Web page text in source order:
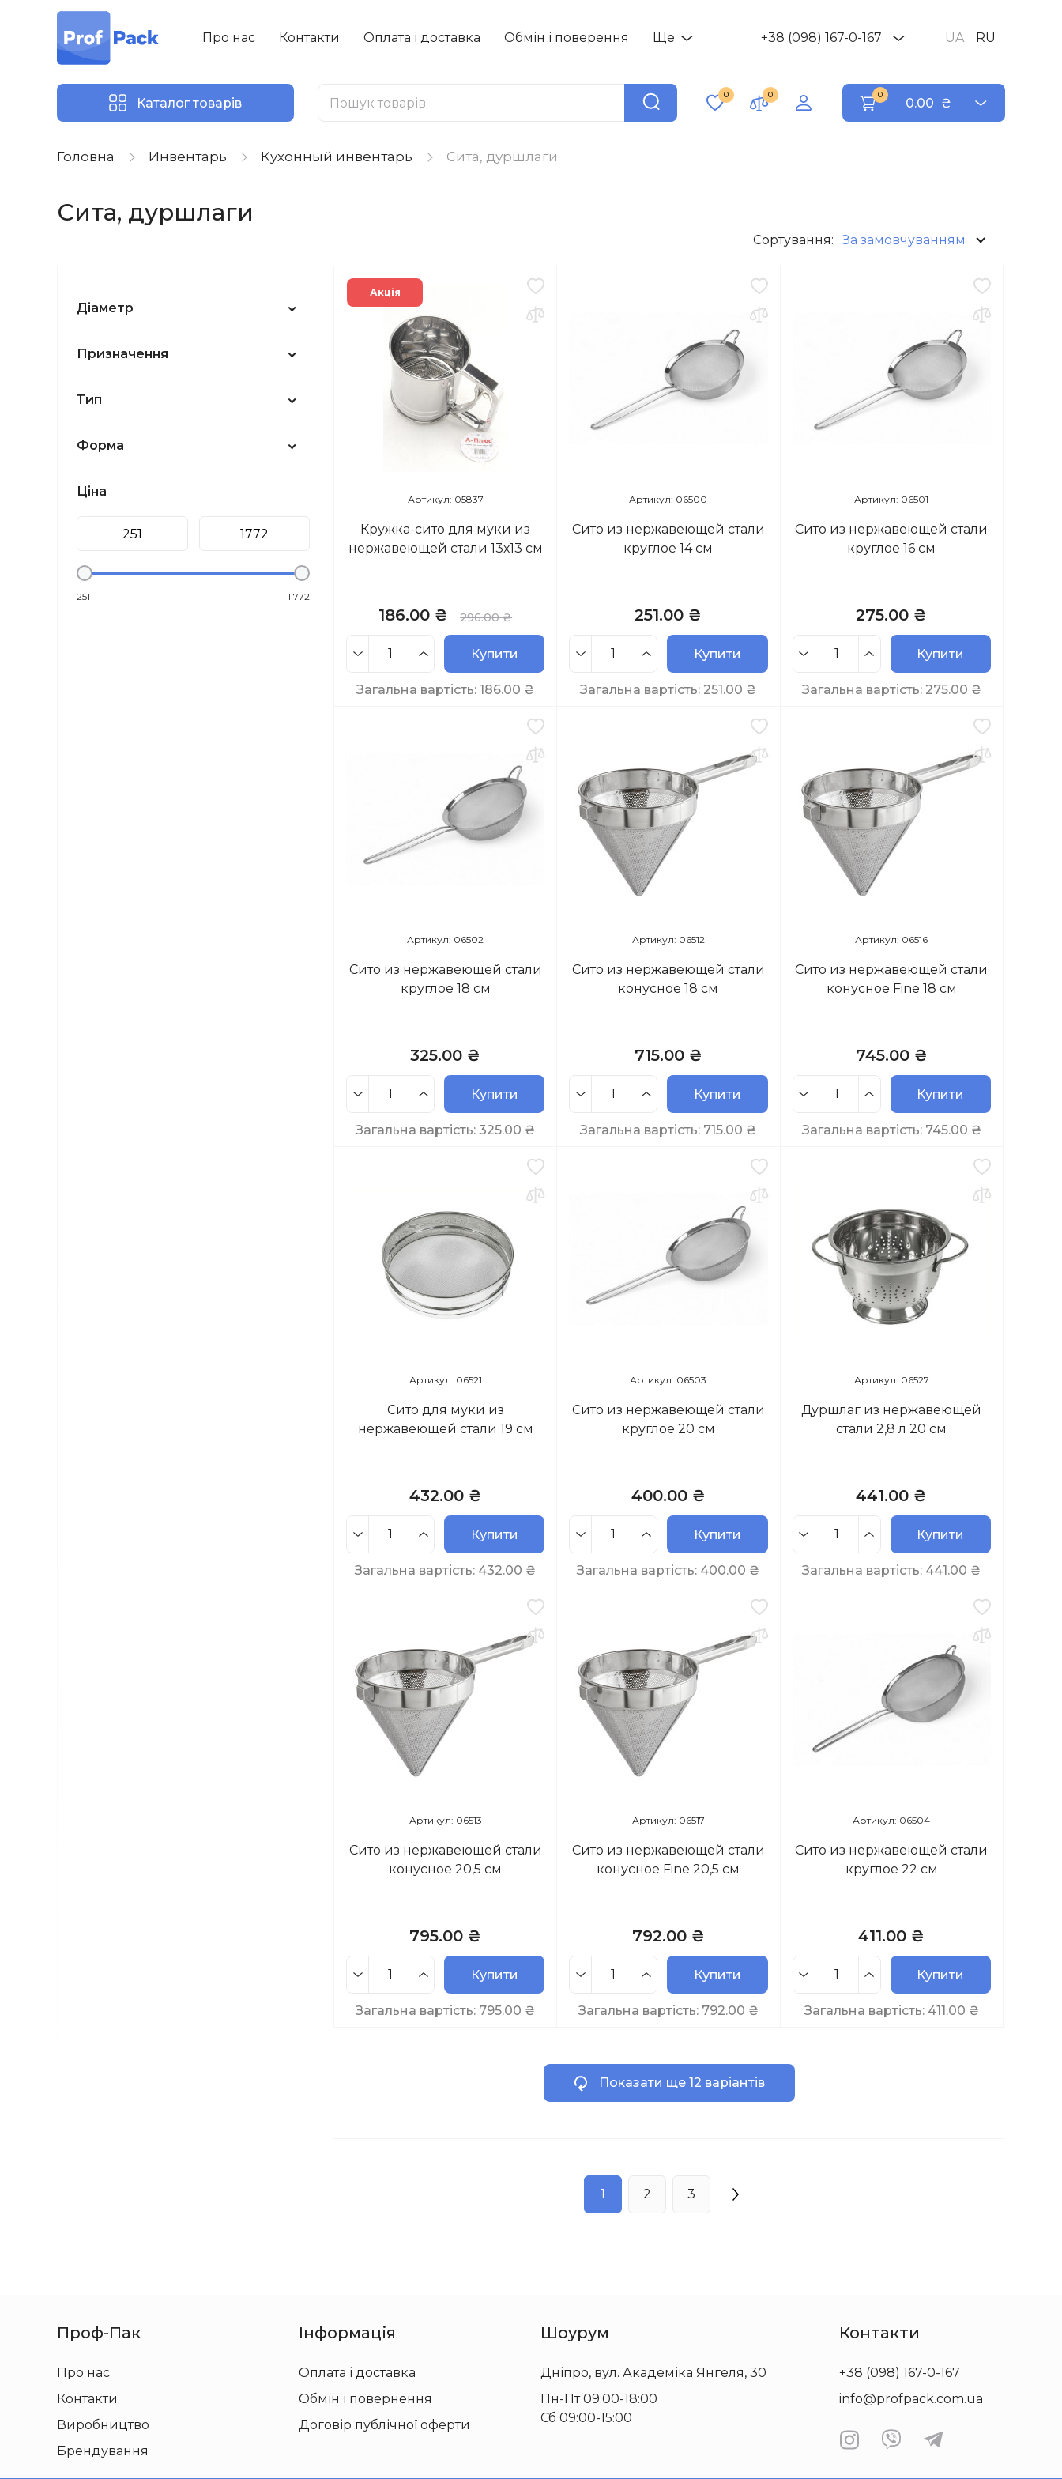
Про нас Контакти Оплата і доставка Обмін і поверення Ще +38 (098) 167-0-167 UA RU
Каталог товарів
0 0 0
0.00 ₴
Головна Инвентарь Кухонный инвентарь Сита, дуршлаги
Сита, дуршлаги
Сортування: За замовчуванням
Діаметр
Призначення
Тип
Форма
Ціна
251 1 772
Акція
Артикул: 05837
Кружка-сито для муки из
нержавеющей стали 13х13 см
186.00 ₴ 296.00 ₴
Купити
Загальна вартість:186.00 ₴
Артикул: 06500
Сито из нержавеющей стали
круглое 14 см
251.00 ₴
Купити
Загальна вартість: 251.00 ₴
Артикул: 06501
Сито из нержавеющей стали
круглое 16 см
275.00 ₴
Купити
Загальна вартість: 275.00 ₴
Артикул: 06502
Сито из нержавеющей стали
круглое 18 см
325.00 ₴
Купити
Загальна вартість:325.00 ₴
Артикул: 06512
Сито из нержавеющей стали
конусное 18 см
715.00 ₴
Купити
Загальна вартість: 715.00 ₴
Артикул: 06516
Сито из нержавеющей стали
конусное Fine 18 см
745.00 ₴
Купити
Загальна вартість: 745.00 ₴
Артикул: 06521
Сито для муки из
нержавеющей стали 19 см
432.00 ₴
Купити
Загальна вартість: 432.00 ₴
Артикул: 06503
Сито из нержавеющей стали
круглое 20 см
400.00 ₴
Купити
Загальна вартість: 400.00 ₴
Артикул: 06527
Дуршлаг из нержавеющей
стали 2,8 л 20 см
441.00 ₴
Купити
Загальна вартість: 441.00 ₴
Артикул: 06513
Сито из нержавеющей стали
конусное 20,5 см
795.00 ₴
Купити
Загальна вартість: 795.00 ₴
Артикул: 06517
Сито из нержавеющей стали
конусное Fine 20,5 см
792.00 ₴
Купити
Загальна вартість: 792.00 ₴
Артикул: 06504
Сито из нержавеющей стали
круглое 22 см
411.00 ₴
Купити
Загальна вартість: 411.00 ₴
Показати ще 12 варіантів
1 2 3
Проф-Пак
Про нас
Контакти
Виробництво
Брендування
Інформація
Оплата і доставка
Обмін і повернення
Договір публічної оферти
Шоурум
Дніпро, вул. Академіка Янгеля, 30
Пн-Пт 09:00-18:00
Сб 09:00-15:00
Контакти
+38 (098) 167-0-167
info@profpack.com.ua